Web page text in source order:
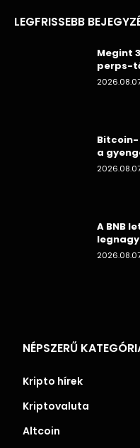
LEGFRISSEBB
Megint
perps-
Bitcoin-
a
A BNB
NÉPSZERŰ
Kripto hírek
Kriptovaluta
Altcoin